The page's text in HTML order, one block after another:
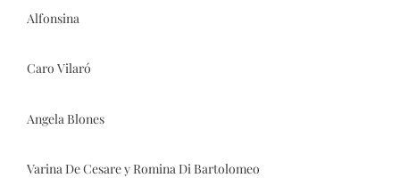
Alfonsina
Caro Vilaró
Angela Blones
Varina De Cesare y Romina Di Bartolomeo